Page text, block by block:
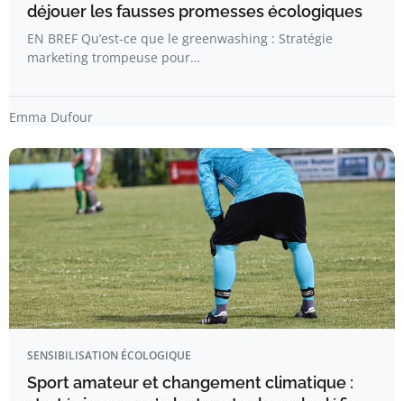
déjouer les fausses promesses écologiques
EN BREF Qu’est-ce que le greenwashing : Stratégie
marketing trompeuse pour…
Emma Dufour
SENSIBILISATION ÉCOLOGIQUE
Sport amateur et changement climatique :